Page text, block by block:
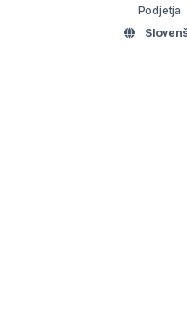
Podjetja